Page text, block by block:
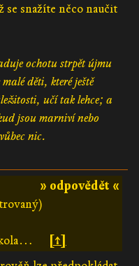
snažíte něco naučit
ochotu strpět újmu
děti, které ještě
učí tak lehce; a
jsou marniví nebo
nic.
» odpovědět «
[↑]